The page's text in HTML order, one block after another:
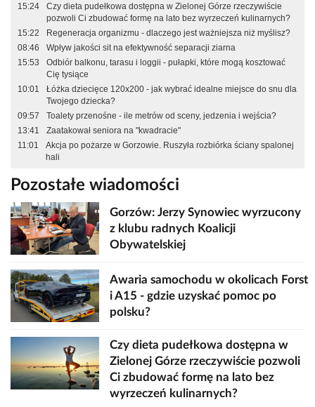
15:24
Czy dieta pudełkowa dostępna w Zielonej Górze rzeczywiście
pozwoli Ci zbudować formę na lato bez wyrzeczeń kulinarnych?
15:22
Regeneracja organizmu - dlaczego jest ważniejsza niż myślisz?
08:46
Wpływ jakości sit na efektywność separacji ziarna
15:53
Odbiór balkonu, tarasu i loggii - pułapki, które mogą kosztować
Cię tysiące
10:01
Łóżka dziecięce 120x200 - jak wybrać idealne miejsce do snu dla
Twojego dziecka?
09:57
Toalety przenośne - ile metrów od sceny, jedzenia i wejścia?
13:41
Zaatakował seniora na "kwadracie"
11:01
Akcja po pożarze w Gorzowie. Ruszyła rozbiórka ściany spalonej
hali
Pozostałe wiadomości
Gorzów: Jerzy Synowiec wyrzucony
z klubu radnych Koalicji
Obywatelskiej
Awaria samochodu w okolicach Forst
i A15 - gdzie uzyskać pomoc po
polsku?
Czy dieta pudełkowa dostępna w
Zielonej Górze rzeczywiście pozwoli
Ci zbudować formę na lato bez
wyrzeczeń kulinarnych?